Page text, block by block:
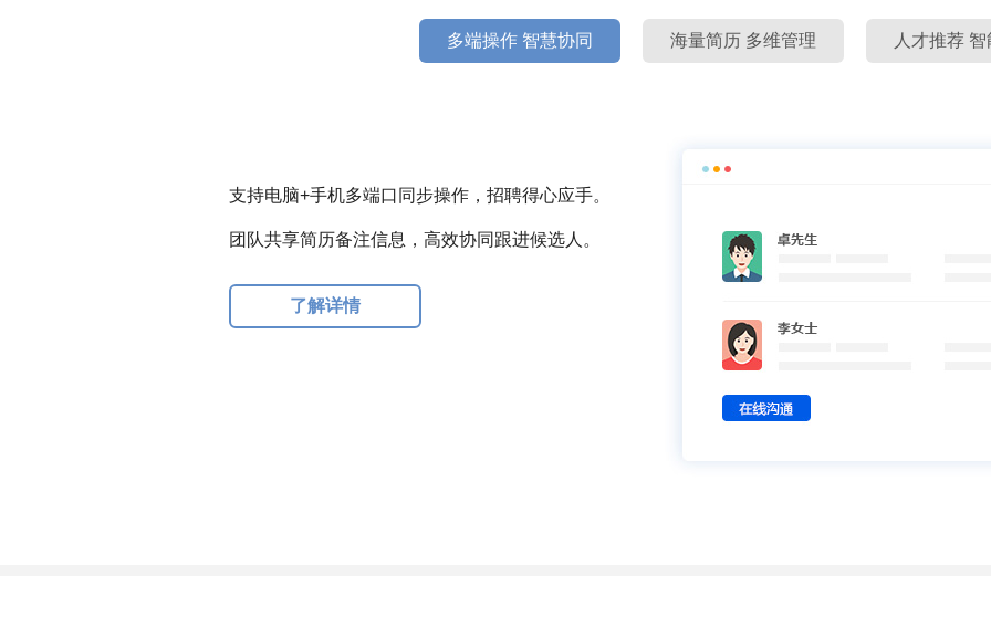
多端操作 智慧协同 海量简历 多维管理 人才推荐
支持电脑+手机多端口同步操作，招聘得心应手。
团队共享简历备注信息，高效协同跟进候选人。
了解详情